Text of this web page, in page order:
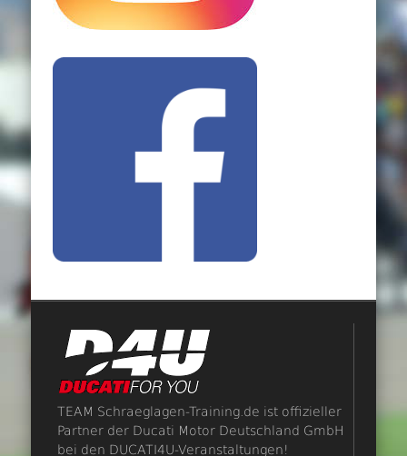
TEAM Schraeglagen-Training.de ist offizieller
Partner der Ducati Motor Deutschland GmbH
bei den DUCATI4U-Veranstaltungen!